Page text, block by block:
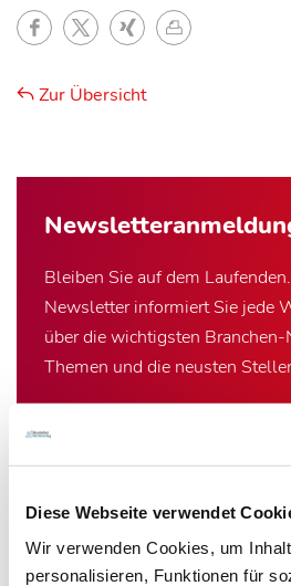
Diese Webseite verwendet
Wir verwenden Cookies, um
personalisieren, Funktionen für
Bleiben Sie auf dem
Newsletter informiert Sie jede
über die wichtigsten
Themen und die neusten
Ich habe die Hinweise zum
Newsletter
Zur Übersicht